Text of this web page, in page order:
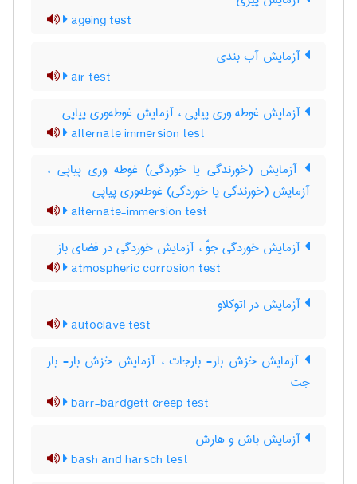
ageing test
آزمایش آب بندی
air test
آزمایش غوطه وری پیاپی ، آزمایش غوطه‌وری پیاپی
alternate immersion test
آزمایش (خورندگی یا خوردگی) غوطه وری پیاپی ،
آزمایش (خورندگی یا خوردگی) غوطه‌وری پیاپی
alternate-immersion test
آزمایش خوردگی جوّ ، آزمایش خوردگی در فضای باز
atmospheric corrosion test
آزمایش در اتوکلاو
autoclave test
آزمایش خزش بار- بارجات ، آزمایش خزش بار- بار
جت
barr-bardgett creep test
آزمایش باش و هارش
bash and harsch test